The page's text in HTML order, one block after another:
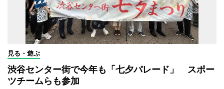
見る・遊ぶ
渋谷センター街で今年も「七夕パレード」 スポー
ツチームらも参加